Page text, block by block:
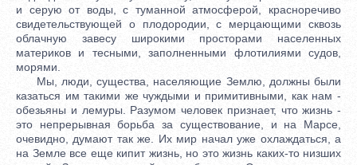
и серую от воды, с туманной атмосферой, красноречиво
свидетельствующей о плодородии, с мерцающими сквозь
облачную завесу широкими просторами населенных
материков и тесными, заполненными флотилиями судов,
морями.
Мы, люди, существа, населяющие Землю, должны были
казаться им такими же чуждыми и примитивными, как нам -
обезьяны и лемуры. Разумом человек признает, что жизнь -
это непрерывная борьба за существование, и на Марсе,
очевидно, думают так же. Их мир начал уже охлаждаться, а
на Земле все еще кипит жизнь, но это жизнь каких-то низших